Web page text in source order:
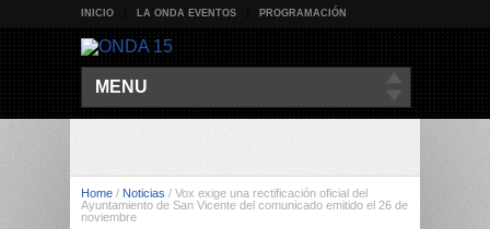
INICIO LA ONDA EVENTOS PROGRAMACIÓN
MENU
Home / Noticias / Vox exige una rectificación oficial del
Ayuntamiento de San Vicente del comunicado emitido el 26 de
noviembre